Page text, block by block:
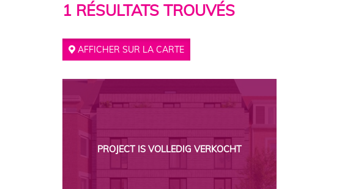
1 RÉSULTATS TROUVÉS
AFFICHER SUR LA CARTE
PROJECT IS VOLLEDIG VERKOCHT